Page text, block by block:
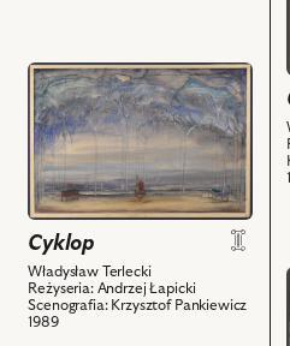
nim
obiektów
przejdź
do
obiektu
Cyklop,
Projekt:
scenografia
i
powiązanych
z
nim
Cyklop
Władysław Terlecki
Reżyseria: Andrzej Łapicki
Scenografia: Krzysztof Pankiewicz
1989